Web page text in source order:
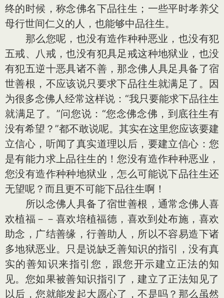
终的时候，称念佛名下品往生；一些平时孝养父
母行世间仁义的人，也能够中品往生。
那么您呢，也没有造作种种恶业，也没有犯
五戒、八戒，也没有犯具足戒这种地狱业，也没
有犯五逆十恶具诸不善，那念佛人具足具备了宿
世善根，不应该说只要求下品往生就满足了。因
为很多念佛人经常这样说：“我只要能求下品往生
就满足了。”问您说：“您念佛念佛，到底往生有
没有希望？”都不敢说呢。其实在这里您应该要建
立信心，听闻了真实道理以后，要建立信心：您
是有能力求上品往生的！您没有造作种种恶业，
您没有造作种种地狱业，怎么可能说下品往生还
无望呢？而且更不可能下品往生啊！
所以念佛人具备了宿世善根，通常念佛人喜
欢植福－－喜欢培植福德，喜欢到处布施，喜欢
助念，广结善缘，行善助人，所以不容易造下诸
多地狱恶业。只是说缺乏善知识的指引，没有真
实的善知识来指引您，跟您开示建立正法的知
见。您如果被善知识指引了，建立了正法知见了
以后，您就能发起大愿心了，不是吗？那么虽然